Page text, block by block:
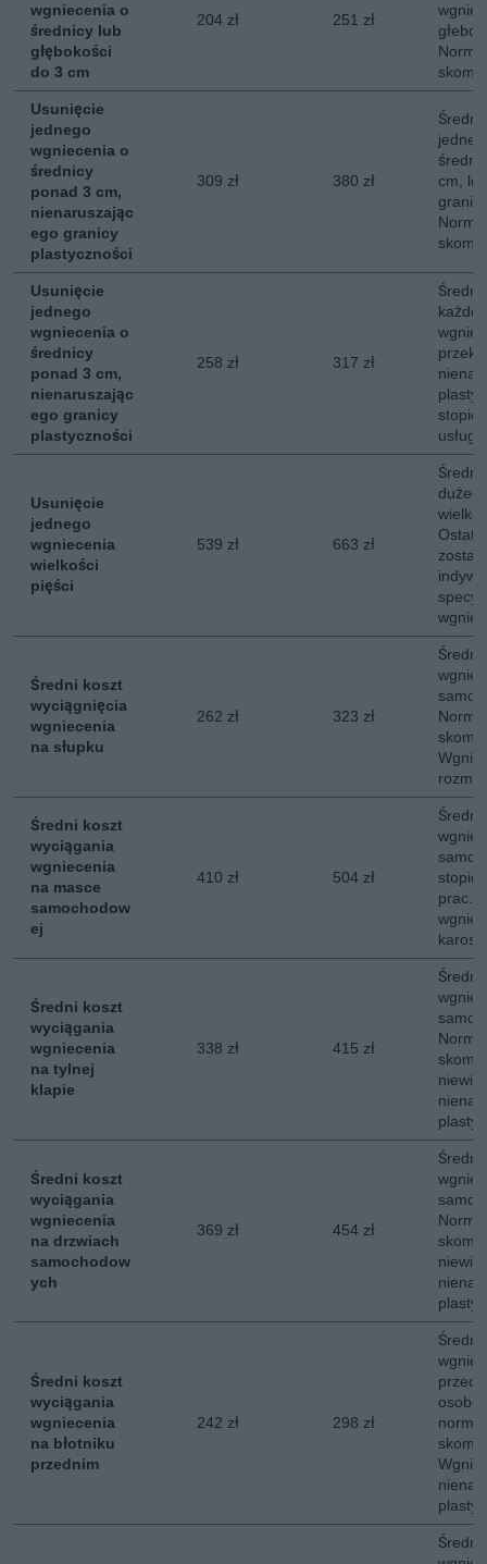
wgniecenia o
średnicy lub
głębokości
do 3 cm
204 zł 251 zł
Usunięcie
jednego
wgniecenia o
średnicy
ponad 3 cm,
nienaruszając
ego granicy
plastyczności
309 zł 380 zł
Średni
cm,
Usunięcie
jednego
wgniecenia o
średnicy
ponad 3 cm,
nienaruszając
ego granicy
plastyczności
258 zł 317 zł
Średni
usługi.
Usunięcie
jednego
wgniecenia
wielkości
pięści
539 zł 663 zł
Średni koszt
wyciągnięcia
wgniecenia
na słupku
262 zł 323 zł
Średni
Średni koszt
wyciągania
wgniecenia
na masce
samochodow
ej
410 zł 504 zł
Średni
prac.
Średni koszt
wyciągania
wgniecenia
na tylnej
klapie
338 zł 415 zł
Średni
Średni koszt
wyciągania
wgniecenia
na drzwiach
samochodow
ych
369 zł 454 zł
Średni
Średni koszt
wyciągania
wgniecenia
na błotniku
przednim
242 zł 298 zł
Średni
Średni